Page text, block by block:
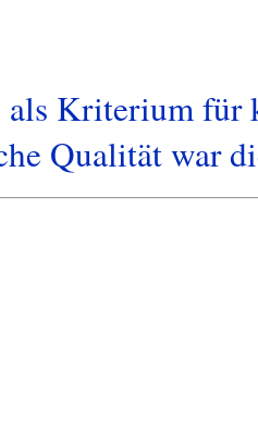
Kriterium für
Qualität war